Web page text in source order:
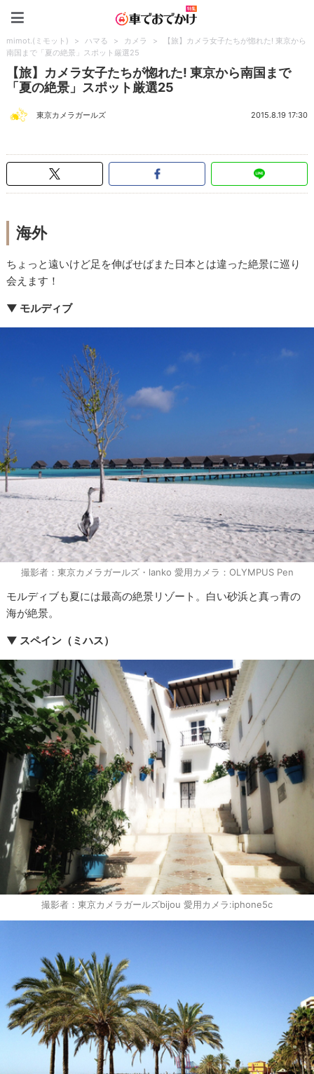
mimot.(ミモット) > ハマる > カメラ >
【旅】カメラ女子たちが惚れた! 東京から
南国まで「夏の絶景」スポット厳選25
【旅】カメラ女子たちが惚れた! 東京から南国まで
「夏の絶景」スポット厳選25
東京カメラガールズ 2015.8.19 17:30
海外
ちょっと遠いけど足を伸ばせばまた日本とは違った絶景に巡り
会えます！
▼ モルディブ
撮影者：東京カメラガールズ・lanko 愛用カメラ：OLYMPUS Pen
モルディブも夏には最高の絶景リゾート。白い砂浜と真っ青の
海が絶景。
▼ スペイン（ミハス）
撮影者：東京カメラガールズbijou 愛用カメラ:iphone5c